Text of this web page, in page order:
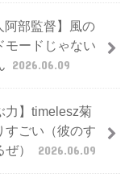
阿部監督】風の
モードじゃない
2026.06.09
力】timelesz菊
すごい（彼のす
）
2026.06.09